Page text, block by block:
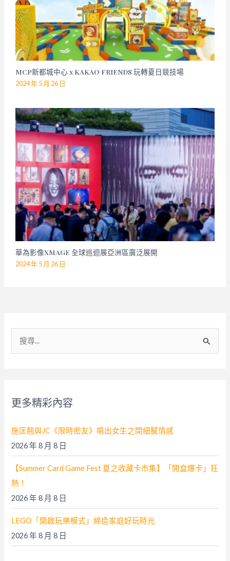
MCP新都城中心 x KAKAO FRIENDS 玩轉夏日競技場
2024 年 5 月 26 日
華為影像XMAGE 全球巡迴展亞洲區廣泛展開
2024 年 5 月 26 日
:
更多精彩內容
施匡翹與JC《限時密友》唱出女生之間細膩情感
2026 年 8 月 8 日
【Summer Card Game Fest 夏之收藏卡市集】「開盒爆卡」狂
熱！
2026 年 8 月 8 日
LEGO「開啟玩樂模式」締造家庭好玩時光
2026 年 8 月 8 日